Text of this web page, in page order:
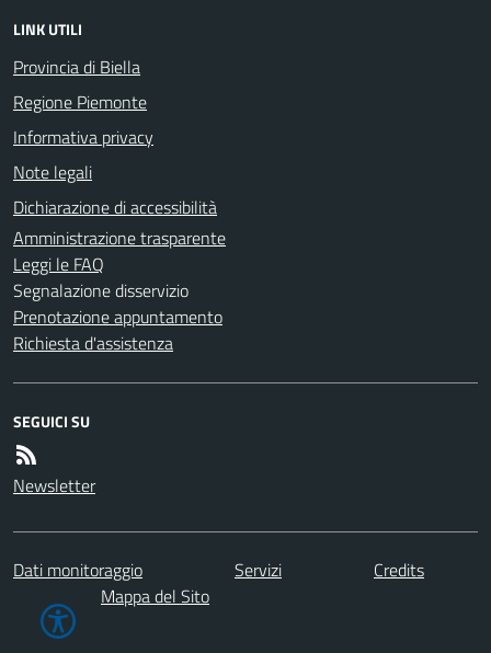
LINK UTILI
Provincia di Biella
Regione Piemonte
Informativa privacy
Note legali
Dichiarazione di accessibilità
Amministrazione trasparente
Leggi le FAQ
Segnalazione disservizio
Prenotazione appuntamento
Richiesta d'assistenza
SEGUICI SU
Newsletter
Dati monitoraggio Servizi
Credits
Mappa del Sito